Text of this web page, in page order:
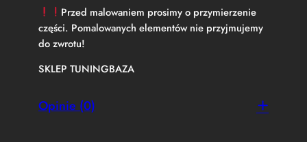
Przed malowaniem prosimy o przymierzenie
części. Pomalowanych elementów nie przyjmujemy
do zwrotu!
SKLEP TUNINGBAZA
Opinie (0)